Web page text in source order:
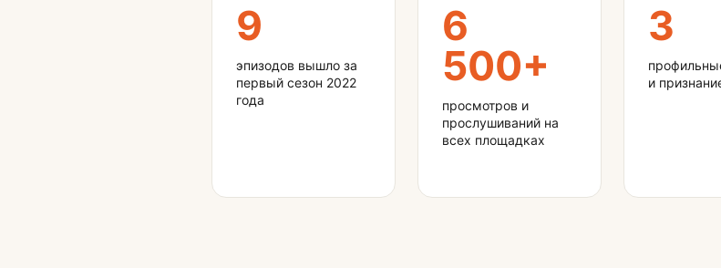
9
эпизодов вышло за
первый сезон 2022
года
6
500+
просмотров и
прослушиваний на
всех площадках
3
и